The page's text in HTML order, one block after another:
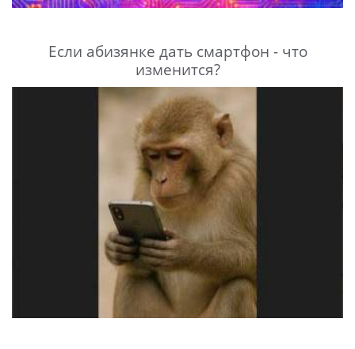
Если абизянке дать смартфон - что
изменится?